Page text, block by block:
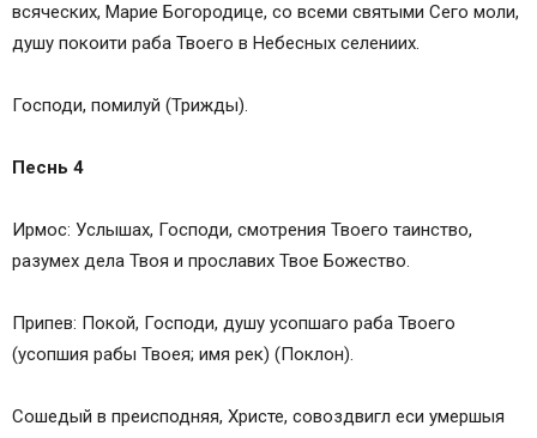
всяческих, Марие Богородице, со всеми святыми Сего моли,
душу покоити раба Твоего в Небесных селениих.
Господи, помилуй (Трижды).
Песнь 4
Ирмос: Услышах, Господи, смотрения Твоего таинство,
разумех дела Твоя и прославих Твое Божество.
Припев: Покой, Господи, душу усопшаго раба Твоего
(усопшия рабы Твоея; имя рек) (Поклон).
Сошедый в преисподняя, Христе, совоздвигл еси умершыя